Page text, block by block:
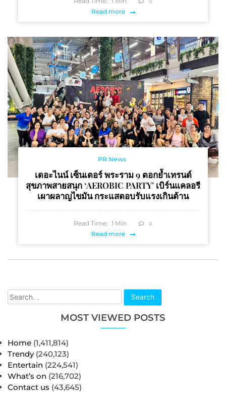
Search
MOST VIEWED POSTS
Home (1,411,814)
Trendy (240,123)
Entertain (224,541)
What’s on (216,702)
Contact us (43,645)
Read more
PR News
เดอะไนน์ เซ็นเตอร์ พระราม 9 ตอกย้ำเทรนด์
สุขภาพสายสนุก ‘AEROBIC PARTY’ เบิร์นแคลอรี
เผาผลาญไขมัน กระแสตอบรับแรงเกินต้าน
Read Time: 1 Min 0
Read more